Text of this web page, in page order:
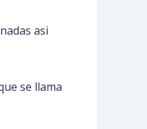
asi
se llama